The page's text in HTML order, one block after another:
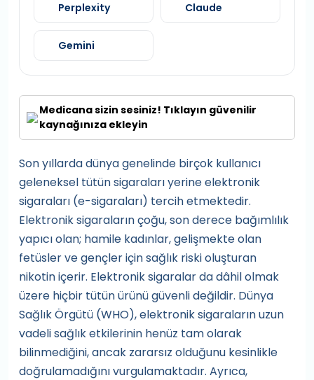
Perplexity Claude
Gemini
Medicana sizin sesiniz! Tıklayın güvenilir
kaynağınıza ekleyin
Son yıllarda dünya genelinde birçok kullanıcı
geleneksel tütün sigaraları yerine elektronik
sigaraları (e-sigaraları) tercih etmektedir.
Elektronik sigaraların çoğu, son derece bağımlılık
yapıcı olan; hamile kadınlar, gelişmekte olan
fetüsler ve gençler için sağlık riski oluşturan
nikotin içerir. Elektronik sigaralar da dâhil olmak
üzere hiçbir tütün ürünü güvenli değildir. Dünya
Sağlık Örgütü (WHO), elektronik sigaraların uzun
vadeli sağlık etkilerinin henüz tam olarak
bilinmediğini, ancak zararsız olduğunu kesinlikle
doğrulamadığını vurgulamaktadır. Ayrıca,